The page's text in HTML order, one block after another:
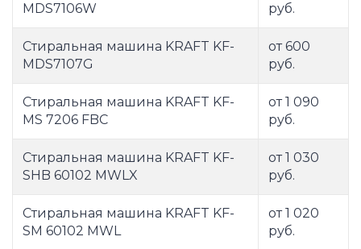
MDS7106W
руб.
Стиральная машина KRAFT KF-
MDS7107G
от 600
руб.
Стиральная машина KRAFT KF-
MS 7206 FBC
от 1 090
руб.
Стиральная машина KRAFT KF-
SHB 60102 MWLX
от 1 030
руб.
Стиральная машина KRAFT KF-
SM 60102 MWL
от 1 020
руб.